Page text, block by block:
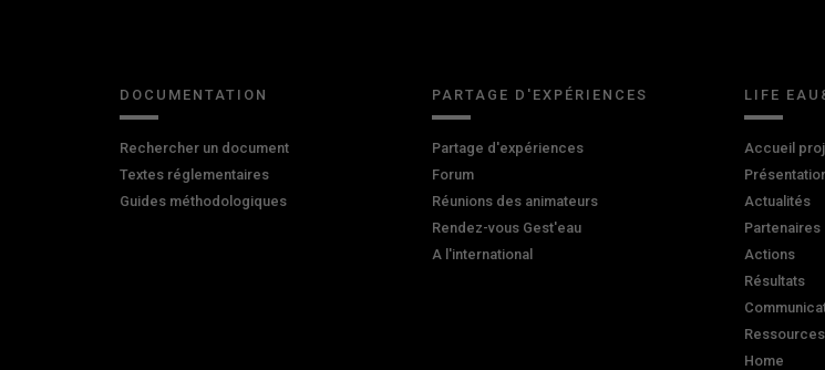
DOCUMENTATION
Rechercher un document
Textes réglementaires
Guides méthodologiques
PARTAGE D'EXPÉRIENCES
Partage d'expériences
Forum
Réunions des animateurs
Rendez-vous Gest'eau
A l'international
LIFE
Accueil
Actualités
Partenaires
Actions
Résultats
Ressources
Home